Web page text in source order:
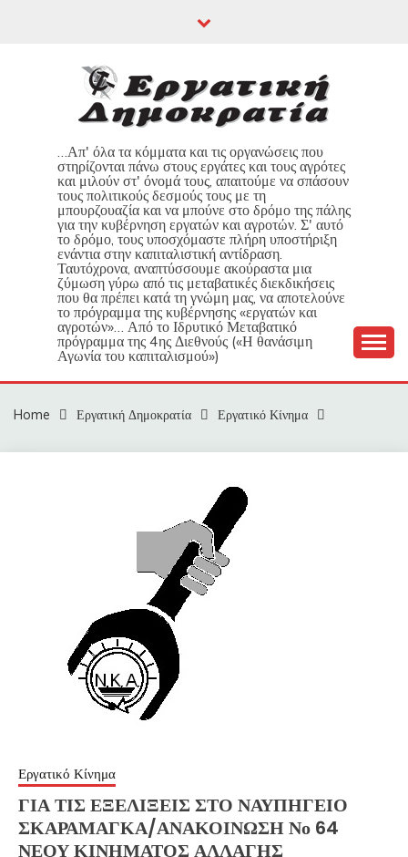
…Απ' όλα τα κόμματα και τις οργανώσεις που
στηρίζονται πάνω στους εργάτες και τους αγρότες
και μιλούν στ' όνομά τους, απαιτούμε να σπάσουν
τους πολιτικούς δεσμούς τους με τη
μπουρζουαζία και να μπούνε στο δρόμο της πάλης
για την κυβέρνηση εργατών και αγροτών. Σ' αυτό
το δρόμο, τους υποσχόμαστε πλήρη υποστήριξη
ενάντια στην καπιταλιστική αντίδραση.
Ταυτόχρονα, αναπτύσσουμε ακούραστα μια
ζύμωση γύρω από τις μεταβατικές διεκδικήσεις
που θα πρέπει κατά τη γνώμη μας, να αποτελούνε
το πρόγραμμα της κυβέρνησης «εργατών και
αγροτών»… Από το Ιδρυτικό Μεταβατικό
πρόγραμμα της 4ης Διεθνούς («Η θανάσιμη
Αγωνία του καπιταλισμού»)
Home Εργατική Δημοκρατία Εργατικό Κίνημα
Εργατικό Κίνημα
ΓΙΑ ΤΙΣ ΕΞΕΛΙΞΕΙΣ ΣΤΟ ΝΑΥΠΗΓΕΙΟ
ΣΚΑΡΑΜΑΓΚΑ/ΑΝΑΚΟΙΝΩΣΗ Νο 64
ΝΕΟΥ ΚΙΝΗΜΑΤΟΣ ΑΛΛΑΓΗΣ